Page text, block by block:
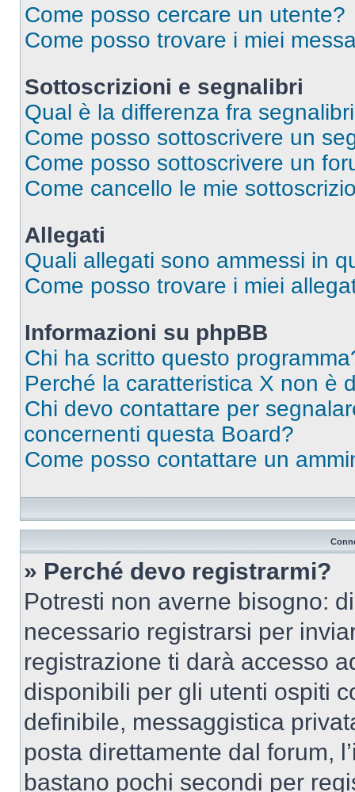
Come posso cercare un utente?
Come posso trovare i miei
Sottoscrizioni e segnalibri
Qual è la differenza fra
Come posso sottoscrivere un
Come posso sottoscrivere un
Come cancello le mie
Allegati
Quali allegati sono ammessi in
Come posso trovare i miei
Informazioni su phpBB
Chi ha scritto questo
Perché la caratteristica X non è
Chi devo contattare per
concernenti questa Board?
Come posso contattare un
» Perché devo registrarmi?
Potresti non averne bisogno:
necessario registrarsi per
registrazione ti darà accesso
disponibili per gli utenti ospiti
definibile, messaggistica
posta direttamente dal forum,
bastano pochi secondi per